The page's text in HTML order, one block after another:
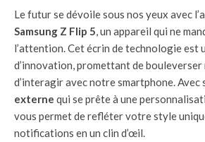
Le futur se dévoile sous nos yeux avec
Samsung Z Flip 5, un appareil qui ne
l’attention. Cet écrin de technologie est
d’innovation, promettant de
d’interagir avec notre smartphone. Avec
externe qui se prête à une
vous permet de refléter votre style
notifications en un clin d’œil.